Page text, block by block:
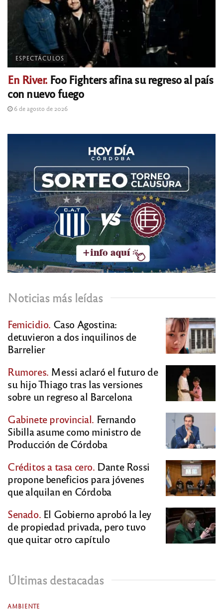
ESPECTÁCULOS
En River. Foo Fighters afina su regreso al país
con nuevo fuego
6 de agosto de 2026
Noticias más leídas
Femicidio. Caso Agostina:
detuvieron a dos inquilinos de
Barrelier
Rumores. Messi aclaró el futuro de
su hijo Thiago tras las versiones
sobre un regreso al Barcelona
Gabinete provincial. Fernando
Sibilla asume como ministro de
Producción de Córdoba
Créditos a tasa cero. Dante Rossi
propone beneficios para jóvenes
que alquilan en Córdoba
Senado. El Gobierno aprobó la ley
de propiedad privada, pero tuvo
que quitar otro capítulo
Últimas destacadas
AMBIENTE